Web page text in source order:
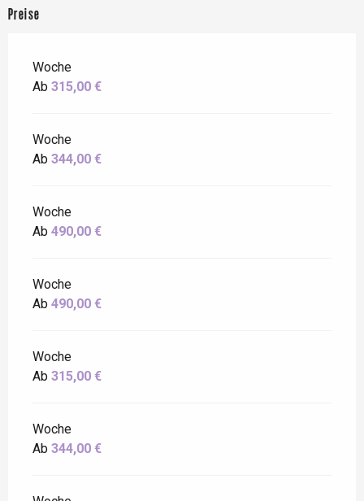
Preise
Woche
Ab 315,00 €
Woche
Ab 344,00 €
Woche
Ab 490,00 €
Woche
Ab 490,00 €
Woche
Ab 315,00 €
Woche
Ab 344,00 €